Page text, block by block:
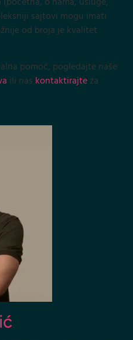
sajtovi mogu imati
od broja je kvalitet
pomoć, pogledajte naše
ili nas kontaktirajteza